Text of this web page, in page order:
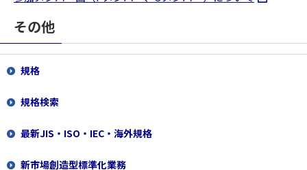
その他
規格
規格検索
最新JIS・ISO・IEC・海外規格
新市場創造型標準化業務